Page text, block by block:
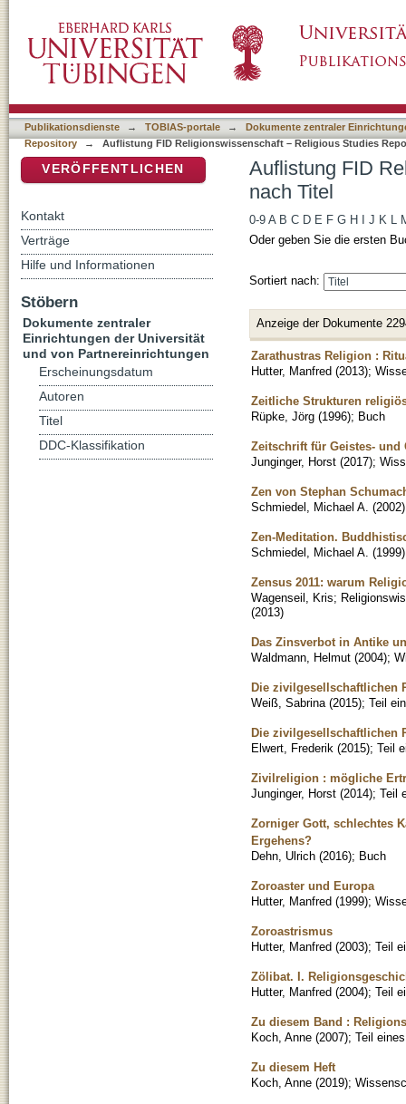
Publikationsdienste → TOBIAS-portale →
Dokumente zentraler
Repository
→ Auflistung FID Religionswissenschaft – Religious Studies
Auflistung FID
nach Titel
0-9 A B C D E F G H J K L
Oder geben Sie die ersten
Sortiert nach:
Anzeige der Dokumente
Zarathustras Religion :
Hutter, Manfred (2013);
Zeitliche Strukturen
Rüpke, Jörg (1996); Buch
Zeitschrift für Geistes- und
Junginger, Horst (2017);
Zen von Stephan
Schmiedel, Michael A. (2002)
Zen-Meditation.
Schmiedel, Michael A. (1999)
Zensus 2011: warum
Wagenseil, Kris;
(2013)
Das Zinsverbot in Antike
Waldmann, Helmut (2004);
Die zivilgesellschaftlichen
Weiß, Sabrina (2015); Teil
Die zivilgesellschaftlichen
Elwert, Frederik (2015); Teil
Zivilreligion : mögliche
Junginger, Horst (2014); Teil
Zorniger Gott, schlechtes
Ergehens?
Dehn, Ulrich (2016); Buch
Zoroaster und Europa
Hutter, Manfred (1999);
Zoroastrismus
Hutter, Manfred (2003); Teil
Zölibat. I.
Hutter, Manfred (2004); Teil
Zu diesem Band :
Koch, Anne (2007); Teil
Zu diesem Heft
Koch, Anne (2019);
VERÖFFENTLICHEN
Kontakt
Verträge
Hilfe und Informationen
Stöbern
Dokumente zentraler
Einrichtungen der Universität
und von Partnereinrichtungen
Erscheinungsdatum
Autoren
Titel
DDC-Klassifikation